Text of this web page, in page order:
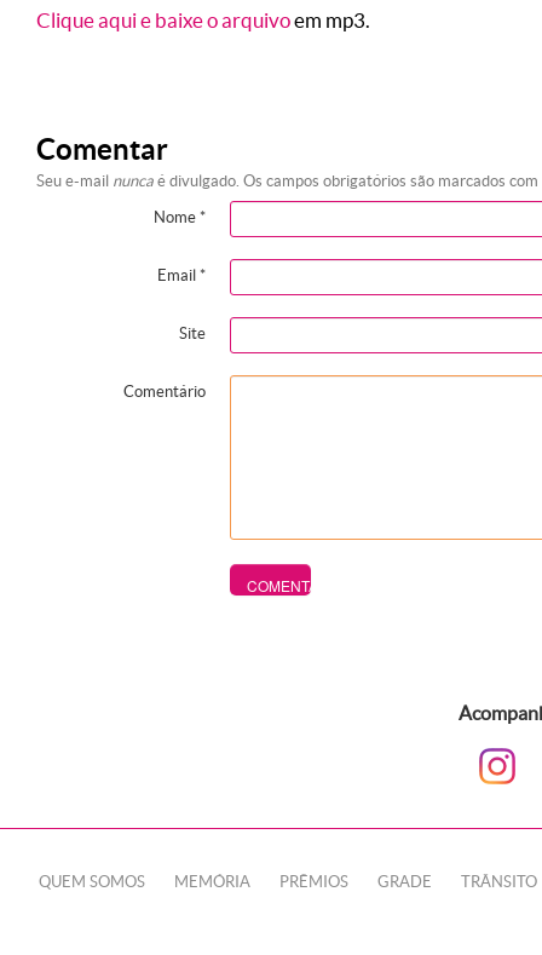
Clique aqui e baixe o arquivoem mp3.
Comentar
Seu e-mail nunca é divulgado. Os campos obrigatórios são marcados com
Nome *
Email *
Site
Comentário
QUEM SOMOS MEMÓRIA PRÊMIOS GRADE TRÂNSITO